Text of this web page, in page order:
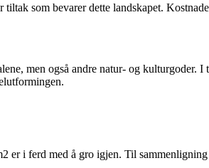
som bevarer dette landskapet.
men også andre natur- og kulturgoder. I
er i ferd med å gro igjen. Til